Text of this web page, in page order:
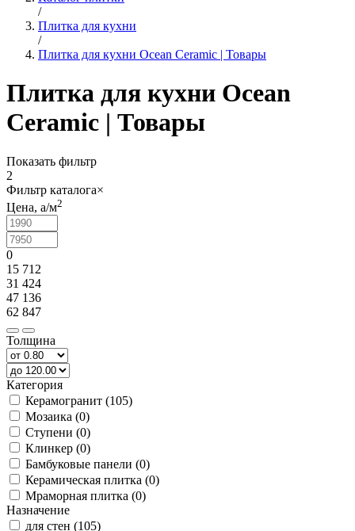
/
Плитка для кухни
/
Плитка для кухни Ocean Ceramic | Товары
Плитка для кухни Ocean
Ceramic | Товары
Показать фильтр
2
Фильтр каталога×
Цена, a/м2
0
15 712
31 424
47 136
62 847
Толщина
Категория
Керамогранит (105)
Мозаика (0)
Ступени (0)
Клинкер (0)
Бамбуковые панели (0)
Керамическая плитка (0)
Мраморная плитка (0)
Назначение
для стен (105)